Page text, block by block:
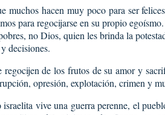
muchos hacen muy poco para ser
para regocijarse en su propio
no Dios, quien les brinda la
decisiones.
regocijen de los frutos de su amor y
opresión, explotación, crimen y
vive una guerra perenne, el